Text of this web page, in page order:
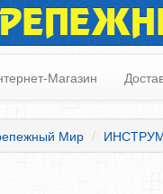
КРЕПЕЖ
КРЕПЕЖ
Магазин
Мир